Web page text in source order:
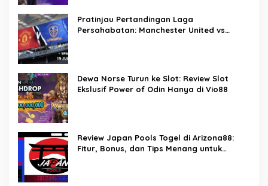
Pratinjau Pertandingan Laga
Persahabatan: Manchester United vs
Dewa Norse Turun ke Slot: Review Slot
Ekslusif Power of Odin Hanya di Vio88
Review Japan Pools Togel di Arizona88:
Fitur, Bonus, dan Tips Menang untuk